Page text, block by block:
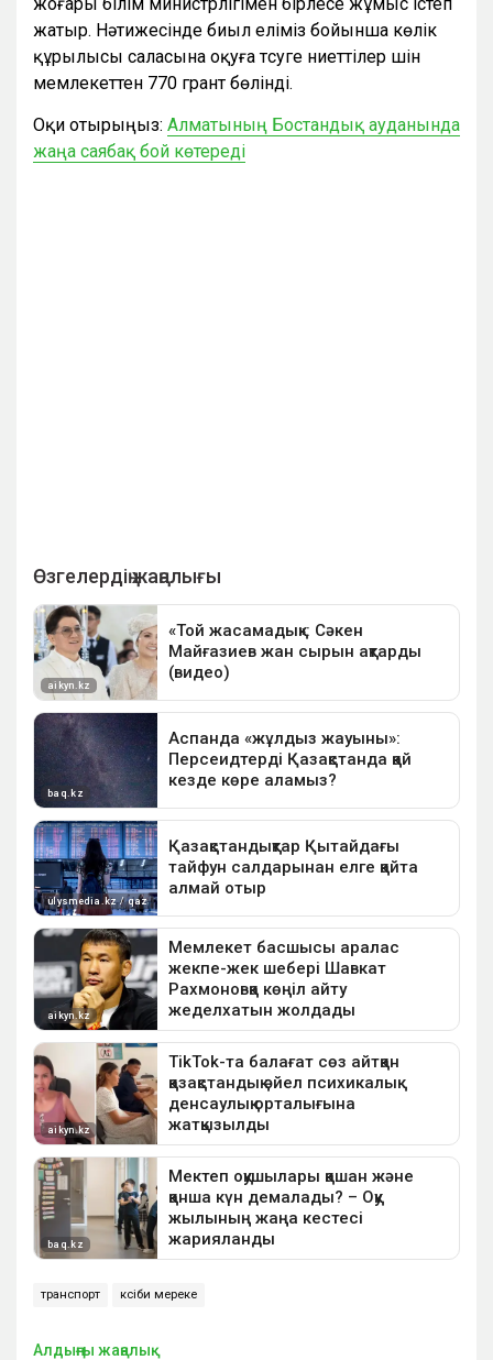
жатыр. Нәтижесінде биыл еліміз бойынша көлік
құрылысы саласына оқуға түсуге ниеттілер үшін
мемлекеттен 770 грант бөлінді.
Оқи отырыңыз: Алматының Бостандық ауданында
жаңа саябақ бой көтереді
транспорт кәсіби мереке
Алдыңғы жаңалық